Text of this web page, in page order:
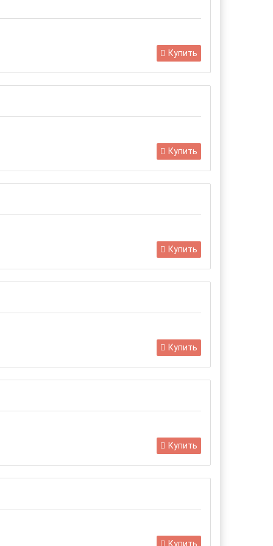
Купить
Купить
Купить
Купить
Купить
Купить